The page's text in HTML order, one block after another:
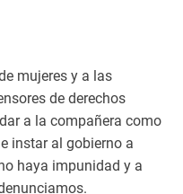
mujeres y a las
de derechos
a la compañera como
instar al gobierno a
haya impunidad y a